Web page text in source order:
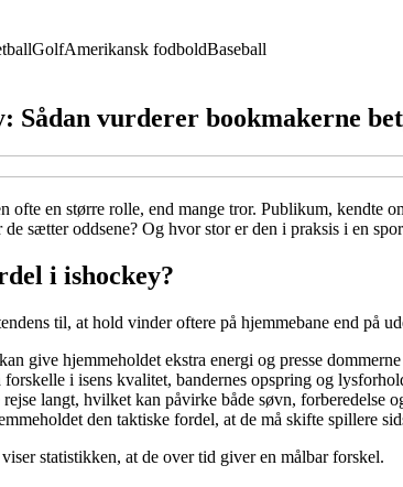
GolfAmerikansk fodboldBaseball
Sådan vurderer bookmakerne
ofte en større rolle, end mange tror. Publikum,
sætter oddsene? Og hvor stor er den i praksis i en
i ishockey?
til, at hold vinder oftere på hjemmebane end på
give hjemmeholdet ekstra energi og presse
forskelle i isens kvalitet, bandernes opspring og
langt, hvilket kan påvirke både søvn, forberedelse
den taktiske fordel, at de må skifte spillere
statistikken, at de over tid giver en målbar forskel.